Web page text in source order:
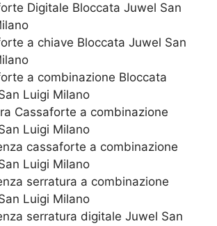
Digitale Bloccata Juwel San
a chiave Bloccata Juwel San
a combinazione Bloccata
Luigi Milano
Cassaforte a combinazione
Luigi Milano
cassaforte a combinazione
Luigi Milano
serratura​ ​a combinazione
Luigi Milano
serratura ​digitale Juwel San